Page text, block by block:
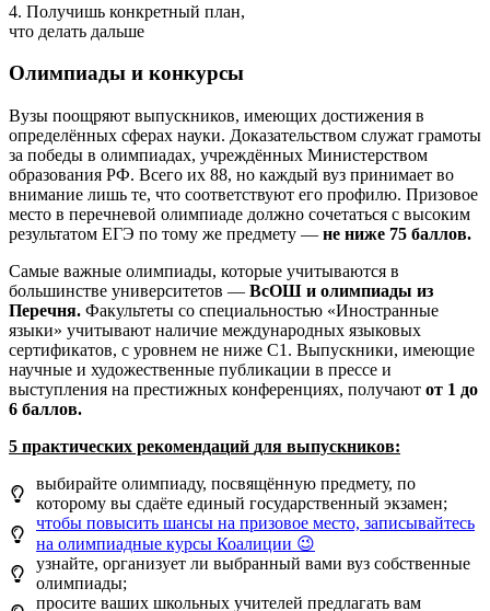
4. Получишь конкретный план,
что делать дальше
Олимпиады и конкурсы
Вузы поощряют выпускников, имеющих достижения в
определённых сферах науки. Доказательством служат грамоты
за победы в олимпиадах, учреждённых Министерством
образования РФ. Всего их 88, но каждый вуз принимает во
внимание лишь те, что соответствуют его профилю. Призовое
место в перечневой олимпиаде должно сочетаться с высоким
результатом ЕГЭ по тому же предмету — не ниже 75 баллов.
Самые важные олимпиады, которые учитываются в
большинстве университетов — ВсОШ и олимпиады из
Перечня. Факультеты со специальностью «Иностранные
языки» учитывают наличие международных языковых
сертификатов, с уровнем не ниже С1. Выпускники, имеющие
научные и художественные публикации в прессе и
выступления на престижных конференциях, получают от 1 до
6 баллов.
5 практических рекомендаций для выпускников:
выбирайте олимпиаду, посвящённую предмету, по
которому вы сдаёте единый государственный экзамен;
чтобы повысить шансы на призовое место, записывайтесь
на олимпиадные курсы Коалиции 😉
узнайте, организует ли выбранный вами вуз собственные
олимпиады;
просите ваших школьных учителей предлагать вам